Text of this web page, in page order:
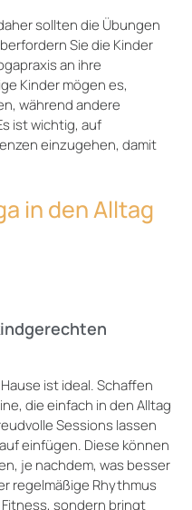
sollten die Übungen
Sie die Kinder
an ihre
Kinder mögen es,
während andere
ist wichtig, auf
einzugehen, damit
in den Alltag
ist ideal. Schaffen
die einfach in den Alltag
Sessions lassen
einfügen. Diese können
je nachdem, was besser
regelmäßige Rhythmus
sondern bringt